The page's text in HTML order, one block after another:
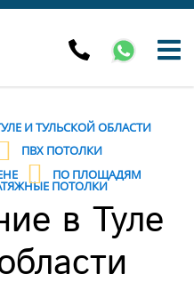
И ТУЛЬСКОЙ ОБЛАСТИ
ПВХ ПОТОЛКИ
ПО ПЛОЩАДЯМ
ПОТОЛКИ
в Туле